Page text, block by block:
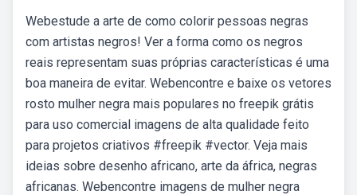
Webestude a arte de como colorir pessoas negras
com artistas negros! Ver a forma como os negros
reais representam suas próprias características é uma
boa maneira de evitar. Webencontre e baixe os vetores
rosto mulher negra mais populares no freepik grátis
para uso comercial imagens de alta qualidade feito
para projetos criativos #freepik #vector. Veja mais
ideias sobre desenho africano, arte da áfrica, negras
africanas. Webencontre imagens de mulher negra